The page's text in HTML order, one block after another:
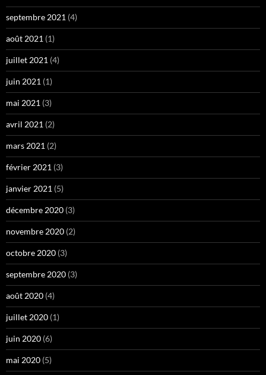
septembre 2021 (4)
août 2021 (1)
juillet 2021 (4)
juin 2021 (1)
mai 2021 (3)
avril 2021 (2)
mars 2021 (2)
février 2021 (3)
janvier 2021 (5)
décembre 2020 (3)
novembre 2020 (2)
octobre 2020 (3)
septembre 2020 (3)
août 2020 (4)
juillet 2020 (1)
juin 2020 (6)
mai 2020 (5)